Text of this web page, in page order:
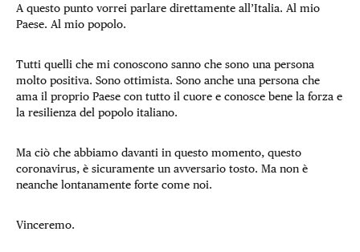
A questo punto vorrei parlare direttamente all’Italia. Al mio
Paese. Al mio popolo.
Tutti quelli che mi conoscono sanno che sono una persona
molto positiva. Sono ottimista. Sono anche una persona che
ama il proprio Paese con tutto il cuore e conosce bene la forza e
la resilienza del popolo italiano.
Ma ciò che abbiamo davanti in questo momento, questo
coronavirus, è sicuramente un avversario tosto. Ma non è
neanche lontanamente forte come noi.
Vinceremo.